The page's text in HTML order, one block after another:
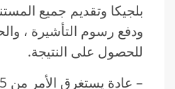
بلجيكا وتقديم جميع
ودفع رسوم التأشيرة ،
للحصول على النتيجة.